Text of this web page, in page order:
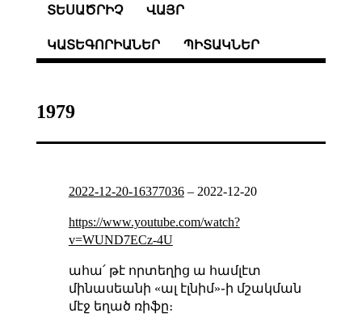
ՏԵՍԱԾՐԻՉ ՎԱՅՐ
ԿԱՏԵԳՈՐԻԱՆԵՐ ՊԻՏԱԿՆԵՐ
1979
2022-12-20-16377036– 2022-12-20
https://www.youtube.com/watch?
v=WUND7ECz-4U
ահա՛ թէ որտեղից ա համլէտ
մինասեանի «ալ էլնիմ»֊ի մշակման
մէջ եղած ռիֆը։